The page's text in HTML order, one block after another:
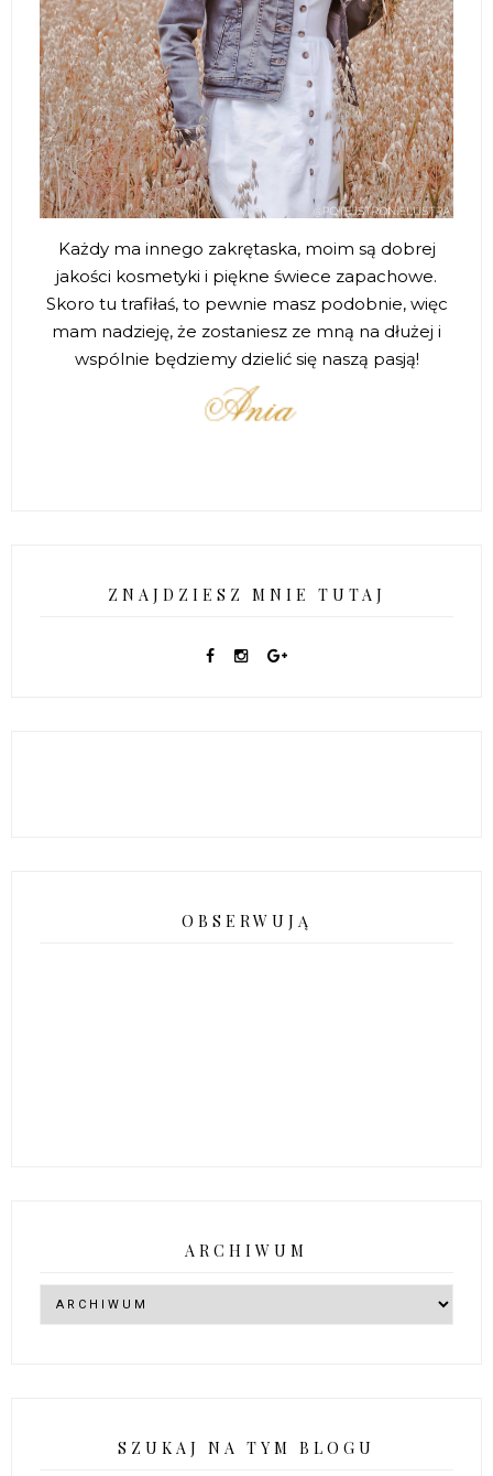
Każdy ma innego zakrętaska, moim są dobrej
jakości kosmetyki i piękne świece zapachowe.
Skoro tu trafiłaś, to pewnie masz podobnie, więc
mam nadzieję, że zostaniesz ze mną na dłużej i
wspólnie będziemy dzielić się naszą pasją!
ZNAJDZIESZ MNIE TUTAJ
OBSERWUJĄ
ARCHIWUM
SZUKAJ NA TYM BLOGU